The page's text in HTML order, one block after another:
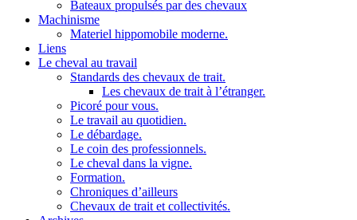
Bateaux propulsés par des chevaux
Machinisme
Materiel hippomobile moderne.
Liens
Le cheval au travail
Standards des chevaux de trait.
Les chevaux de trait à l’étranger.
Picoré pour vous.
Le travail au quotidien.
Le débardage.
Le coin des professionnels.
Le cheval dans la vigne.
Formation.
Chroniques d’ailleurs
Chevaux de trait et collectivités.